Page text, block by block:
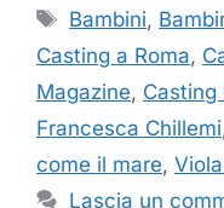
Tag
Bambini,
Casting a Roma,
Magazine, Casting
Francesca Chillemi
come il mare,
Lascia un